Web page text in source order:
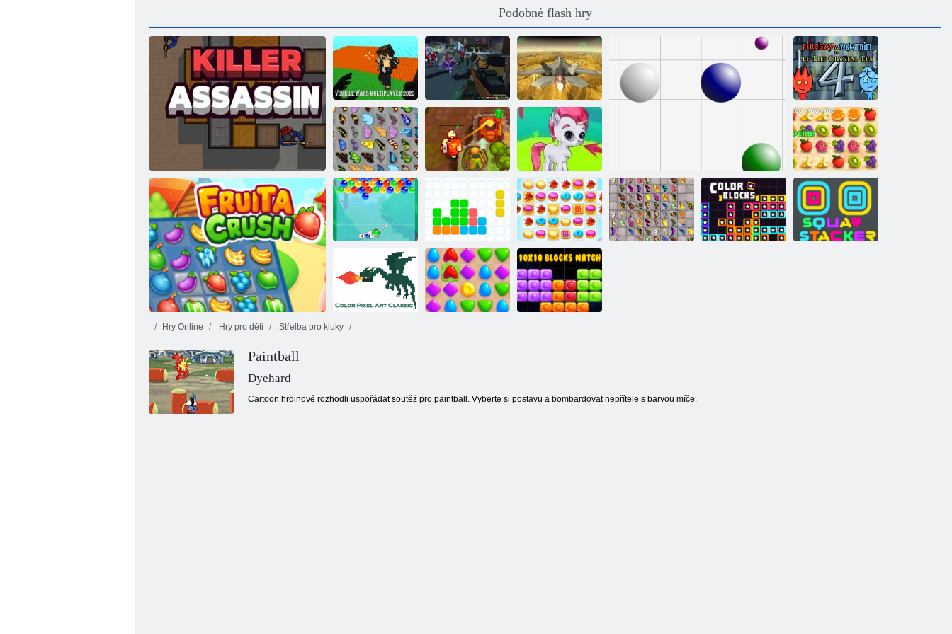
Podobné flash hry
Lovecký vrah
Transport Wars
Multiplayer
2020
24 Pixel Zbraň
Hra
Fraktální boj x Oheň a Voda 4
Butterfly Kyodai
Prokletý poklad
2
Gems: Bubbles Juicy linka
Charm bublina
Jedenáct
jedenáct
Cookie Crush 2
Hry Online Hry pro děti Střelba pro kluky
Paintball
Dyehard
Cartoon hrdinové rozhodli uspořádat soutěž pro paintball. Vyberte si postavu a bombardovat nepřítele s barvou míče.